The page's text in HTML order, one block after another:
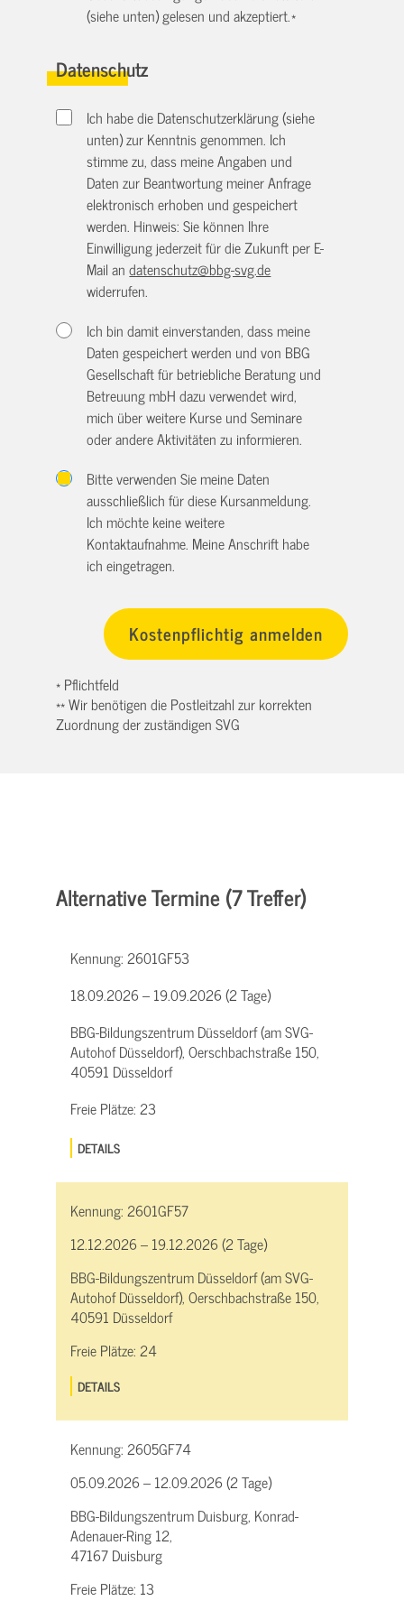
(siehe unten) gelesen und akzeptiert.*
Datenschutz
Ich habe die Datenschutzerklärung (siehe
unten) zur Kenntnis genommen. Ich
stimme zu, dass meine Angaben und
Daten zur Beantwortung meiner Anfrage
elektronisch erhoben und gespeichert
werden. Hinweis: Sie können Ihre
Einwilligung jederzeit für die Zukunft per E-
Mail andatenschutz@bbg-svg.de
widerrufen.
Ich bin damit einverstanden, dass meine
Daten gespeichert werden und von BBG
Gesellschaft für betriebliche Beratung und
Betreuung mbH dazu verwendet wird,
mich über weitere Kurse und Seminare
oder andere Aktivitäten zu informieren.
Bitte verwenden Sie meine Daten
ausschließlich für diese Kursanmeldung.
Ich möchte keine weitere
Kontaktaufnahme. Meine Anschrift habe
ich eingetragen.
* Pflichtfeld
** Wir benötigen die Postleitzahl zur korrekten
Zuordnung der zuständigen SVG
Alternative Termine (7 Treffer)
Kennung:2601GF53
18.09.2026 – 19.09.2026 (2 Tage)
BBG-Bildungszentrum Düsseldorf (am SVG-
Autohof Düsseldorf), Oerschbachstraße 150,
40591 Düsseldorf
Freie Plätze:23
DETAILS
Kennung:2601GF57
12.12.2026 – 19.12.2026 (2 Tage)
BBG-Bildungszentrum Düsseldorf (am SVG-
Autohof Düsseldorf), Oerschbachstraße 150,
40591 Düsseldorf
Freie Plätze:24
DETAILS
Kennung:2605GF74
05.09.2026 – 12.09.2026 (2 Tage)
BBG-Bildungszentrum Duisburg, Konrad-
Adenauer-Ring 12,
47167 Duisburg
Freie Plätze: 13